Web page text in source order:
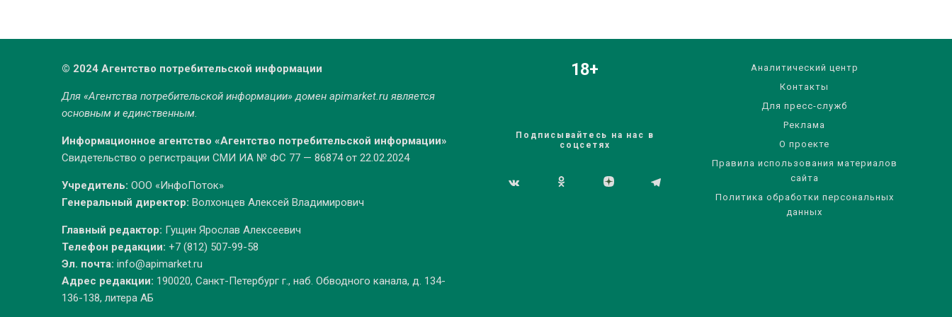
© 2024 Агентство потребительской информации
Для «Агентства потребительской информации» домен apimarket.ruявляется
основным и единственным.
Информационное агентство «Агентство потребительской информации»
Свидетельство о регистрации СМИ ИА № ФС 77 — 86874 от 22.02.2024
Учредитель: ООО «ИнфоПоток»
Генеральный директор: Волхонцев Алексей Владимирович
Главный редактор: Гущин Ярослав Алексеевич
Телефон редакции: +7 (812) 507-99-58
Эл. почта: info@apimarket.ru
Адрес редакции: 190020, Санкт-Петербург г., наб. Обводного канала, д. 134-
136-138, литера АБ
18+
Подписывайтесь на нас в
соцсетях
Аналитический центр
Контакты
Для пресс-служб
Реклама
О проекте
Правила использования материалов
сайта
Политика обработки персональных
данных